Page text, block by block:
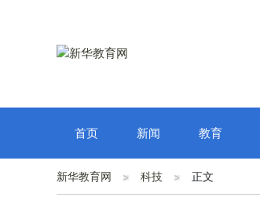
首页 新闻 教育
新华教育网 科技 正文